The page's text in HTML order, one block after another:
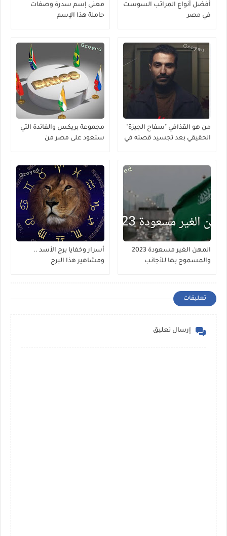
أفضل أنواع المراتب السوست
في مصر
معنى إسم سدرة وصفات
حاملة هذا الإسم
من هو القذافي "سفاح الجيزة"
الحقيقي بعد تجسيد قصته في
مجموعة بريكس والفائدة التي
ستعود على مصر من
المهن الغير مسعودة 2023
والمسموح بها للأجانب
أسرار وخفايا برج الأسد ..
ومشاهير هذا البرج
تعليقات
إرسال تعليق